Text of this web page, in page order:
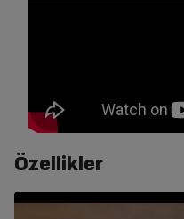
Özellikler